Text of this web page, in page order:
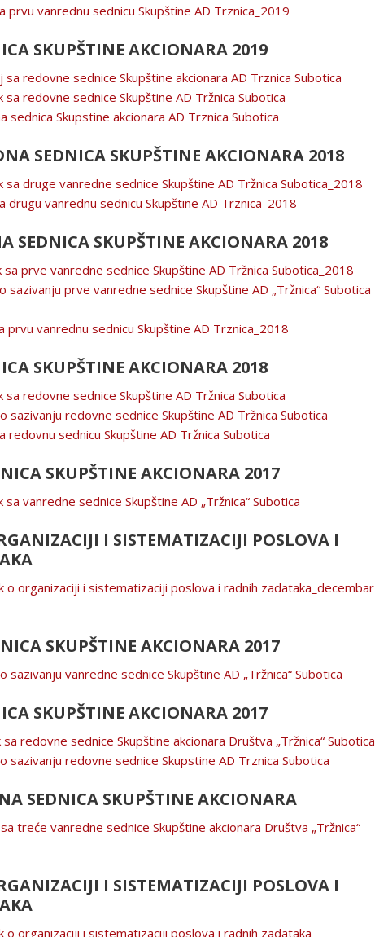
prvu vanrednu sednicu Skupštine AD Trznica_2019
SKUPŠTINE AKCIONARA 2019
redovne sednice Skupštine akcionara AD Trznica Subotica
redovne sednice Skupštine AD Tržnica Subotica
sednica Skupstine akcionara AD Trznica Subotica
SEDNICA SKUPŠTINE AKCIONARA 2018
sa druge vanredne sednice Skupštine AD Tržnica Subotica_2018
drugu vanrednu sednicu Skupštine AD Trznica_2018
SEDNICA SKUPŠTINE AKCIONARA 2018
prve vanredne sednice Skupštine AD Tržnica Subotica_2018
sazivanju prve vanredne sednice Skupštine AD „Tržnica“ Subotica
prvu vanrednu sednicu Skupštine AD Trznica_2018
SKUPŠTINE AKCIONARA 2018
redovne sednice Skupštine AD Tržnica Subotica
sazivanju redovne sednice Skupštine AD Tržnica Subotica
redovnu sednicu Skupštine AD Tržnica Subotica
SKUPŠTINE AKCIONARA 2017
vanredne sednice Skupštine AD „Tržnica“ Subotica
I SISTEMATIZACIJI POSLOVA I
o organizaciji i sistematizaciji poslova i radnih zadataka_decembar
SKUPŠTINE AKCIONARA 2017
sazivanju vanredne sednice Skupštine AD „Tržnica“ Subotica
SKUPŠTINE AKCIONARA 2017
redovne sednice Skupštine akcionara Društva „Tržnica“ Subotica
sazivanju redovne sednice Skupstine AD Trznica Subotica
SEDNICA SKUPŠTINE AKCIONARA
treće vanredne sednice Skupštine akcionara Društva „Tržnica“
I SISTEMATIZACIJI POSLOVA I
o organizaciji i sistematizaciji poslova i radnih zadataka